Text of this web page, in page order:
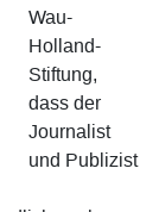
Wau-
Holland-
Stiftung,
dass der
Journalist
und Publizist